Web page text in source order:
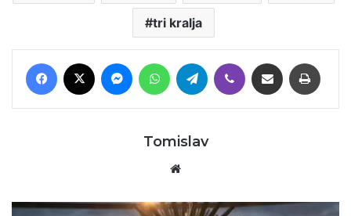
tri kralja
Facebook MessengerWhatsAppTelegram Viber Podijeli putem E-maila
Tomislav